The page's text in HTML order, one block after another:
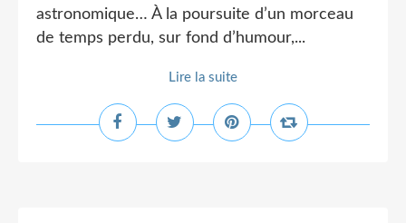
astronomique… À la poursuite d’un morceau
de temps perdu, sur fond d’humour,...
Lire la suite